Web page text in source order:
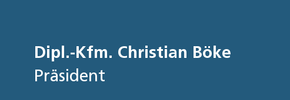
Dipl.-Kfm. Christian Böke
Präsident